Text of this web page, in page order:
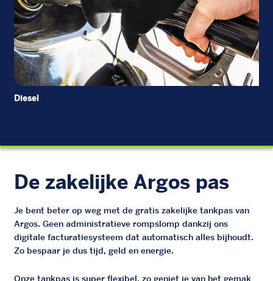
Diesel
De zakelijke Argos pas
Je bent beter op weg met de gratis zakelijke tankpas van
Argos. Geen administratieve rompslomp dankzij ons
digitale facturatiesysteem dat automatisch alles bijhoudt.
Zo bespaar je dus tijd, geld en energie.
Onze tankpas is super flexibel, zo geniet je van het gemak